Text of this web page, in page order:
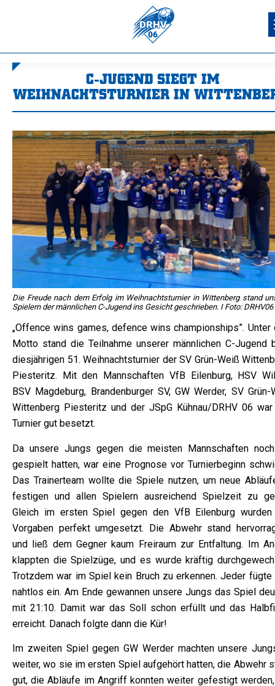
C-JUGEND SIEGT IM
WEIHNACHTSTURNIER IN
Die Freude nach dem Erfolg im Weihnachtsturnier in Wittenberg stand
Spielern der männlichen C-Jugend ins Gesicht geschrieben. I Foto: DRHV06
„Offence wins games, defence wins championships”. Unter
Motto stand die Teilnahme unserer männlichen C-Jugend
diesjährigen 51. Weihnachtsturnier der SV Grün-Weiß
Piesteritz. Mit den Mannschaften VfB Eilenburg, HSV
BSV Magdeburg, Brandenburger SV, GW Werder, SV Grün-
Wittenberg Piesteritz und der JSpG Kühnau/DRHV 06
Turnier gut besetzt.
Da unsere Jungs gegen die meisten Mannschaften
gespielt hatten, war eine Prognose vor Turnierbeginn
Das Trainerteam wollte die Spiele nutzen, um neue
festigen und allen Spielern ausreichend Spielzeit zu
Gleich im ersten Spiel gegen den VfB Eilenburg
Vorgaben perfekt umgesetzt. Die Abwehr stand
und ließ dem Gegner kaum Freiraum zur Entfaltung. Im
klappten die Spielzüge, und es wurde kräftig
Trotzdem war im Spiel kein Bruch zu erkennen. Jeder fügte
nahtlos ein. Am Ende gewannen unsere Jungs das Spiel
mit 21:10. Damit war das Soll schon erfüllt und das
erreicht. Danach folgte dann die Kür!
Im zweiten Spiel gegen GW Werder machten unsere
weiter, wo sie im ersten Spiel aufgehört hatten, die Abwehr
gut, die Abläufe im Angriff konnten weiter gefestigt